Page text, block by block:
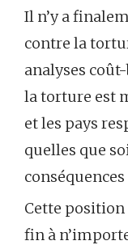
Il n’y a
contre la
analyses
la torture est
et les pays
quelles que
Cette
fin à